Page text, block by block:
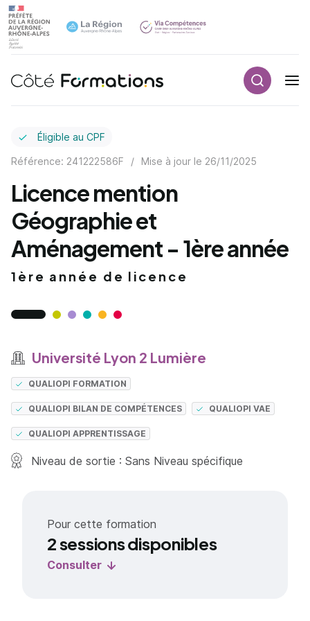
Navigation principale
Éligible au CPF
Référence: 241222586F / Mise à jour le 26/11/2025
Licence mention
Géographie et
Aménagement - 1ère année
1ère année de licence
Université Lyon 2 Lumière
QUALIOPI FORMATION
QUALIOPI BILAN DE COMPÉTENCES QUALIOPI VAE
QUALIOPI APPRENTISSAGE
Niveau de sortie : Sans Niveau spécifique
Pour cette formation
2 sessions disponibles
Consulter